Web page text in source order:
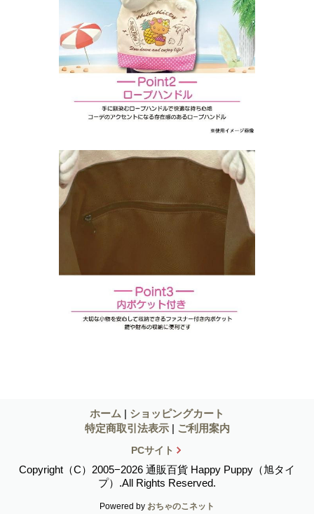
ホーム | ショッピングカート
特定商取引法表示 | ご利用案内
PCサイト
Copyright（C）2005−2026 通販百貨 Happy Puppy（旭タイ
プ）.All Rights Reserved.
Powered by おちゃのこネット